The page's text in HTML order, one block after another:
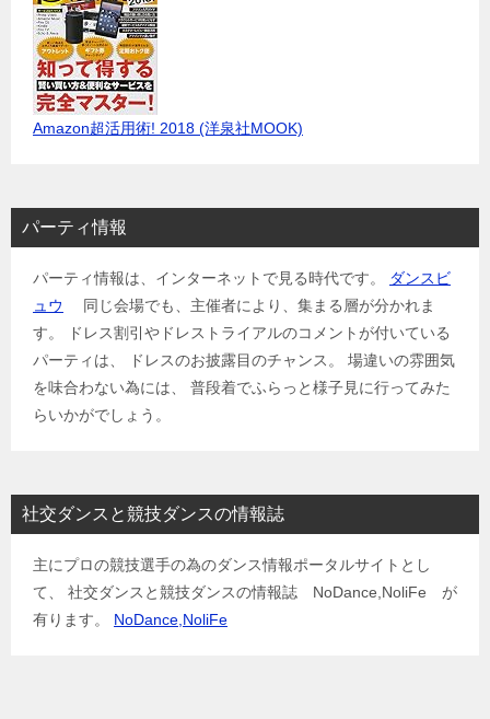
Amazon超活用術! 2018 (洋泉社MOOK)
パーティ情報
パーティ情報は、インターネットで見る時代です。
ダンスビ
ュウ
同じ会場でも、主催者により、集まる層が分かれま
す。 ドレス割引やドレストライアルのコメントが付いている
パーティは、 ドレスのお披露目のチャンス。 場違いの雰囲気
を味合わない為には、 普段着でふらっと様子見に行ってみた
らいかがでしょう。
社交ダンスと競技ダンスの情報誌
主にプロの競技選手の為のダンス情報ポータルサイトとし
て、 社交ダンスと競技ダンスの情報誌 NoDance,NoliFe が
有ります。 NoDance,NoliFe